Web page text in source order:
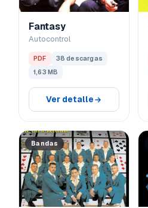
Fantasy
Autocontrol
PDF
38 descargas
1,63 MB
Ver detalle
Bandas